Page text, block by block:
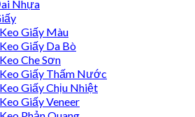
Nhựa
Giấy Màu
Giấy Da Bò
Che Sơn
Giấy Thấm Nước
Giấy Chịu Nhiệt
Giấy Veneer